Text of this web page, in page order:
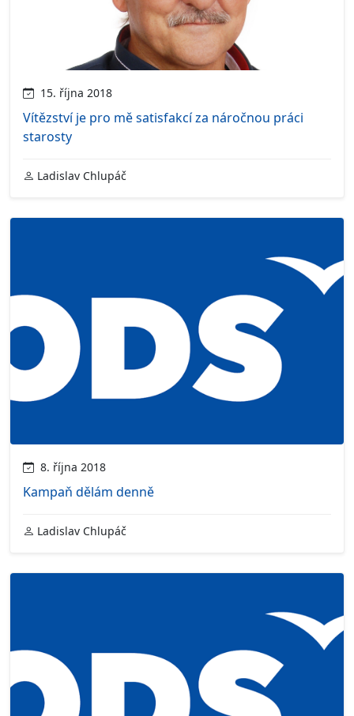
15. října 2018
Vítězství je pro mě satisfakcí za náročnou práci
starosty
Ladislav Chlupáč
8. října 2018
Kampaň dělám denně
Ladislav Chlupáč